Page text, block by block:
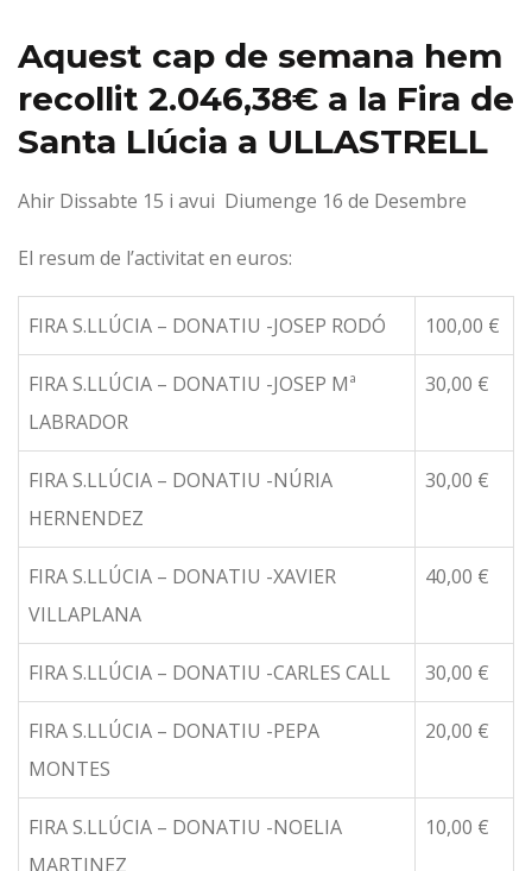
Aquest cap de semana hem
recollit 2.046,38€ a la Fira de
Santa Llúcia a ULLASTRELL
Ahir Dissabte 15 i avui Diumenge 16 de Desembre
El resum de l’activitat en euros:
FIRA S.LLÚCIA – DONATIU -JOSEP RODÓ 100,00 €
FIRA S.LLÚCIA – DONATIU -JOSEP Mª
LABRADOR
30,00 €
FIRA S.LLÚCIA – DONATIU -NÚRIA
HERNENDEZ
30,00 €
FIRA S.LLÚCIA – DONATIU -XAVIER
VILLAPLANA
40,00 €
FIRA S.LLÚCIA – DONATIU -CARLES CALL 30,00 €
FIRA S.LLÚCIA – DONATIU -PEPA
MONTES
20,00 €
FIRA S.LLÚCIA – DONATIU -NOELIA
MARTINEZ
10,00 €